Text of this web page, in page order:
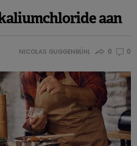
aan
NICOLAS GUGGENBÜHL 0 0